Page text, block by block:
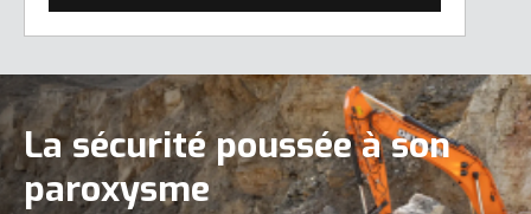
La sécurité poussée à son
paroxysme